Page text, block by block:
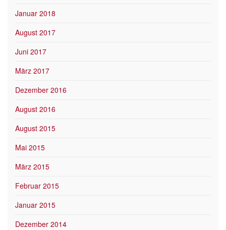
Januar 2018
August 2017
Juni 2017
März 2017
Dezember 2016
August 2016
August 2015
Mai 2015
März 2015
Februar 2015
Januar 2015
Dezember 2014